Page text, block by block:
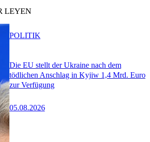
LEYEN
Die EU stellt der Ukraine nach dem
tödlichen Anschlag in Kyjiw 1,4 Mrd. Euro
zur Verfügung
05.08.2026
POLITIK